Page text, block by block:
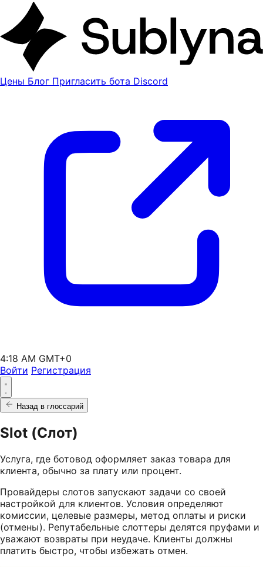
Цены Блог Пригласить бота Discord
4:18 AM GMT+0
Войти Регистрация
Назад в глоссарий
Slot (Слот)
Услуга, где ботовод оформляет заказ товара для
клиента, обычно за плату или процент.
Провайдеры слотов запускают задачи со своей
настройкой для клиентов. Условия определяют
комиссии, целевые размеры, метод оплаты и риски
(отмены). Репутабельные слоттеры делятся пруфами и
уважают возвраты при неудаче. Клиенты должны
платить быстро, чтобы избежать отмен.